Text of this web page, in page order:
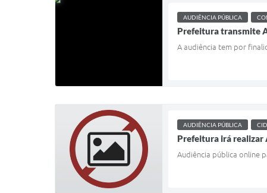
AUDIÊNCIA PÚBLICA
Prefeitura transmite
A audiência tem por
AUDIÊNCIA PÚBLICA
Prefeitura irá realizar
Audiência pública online